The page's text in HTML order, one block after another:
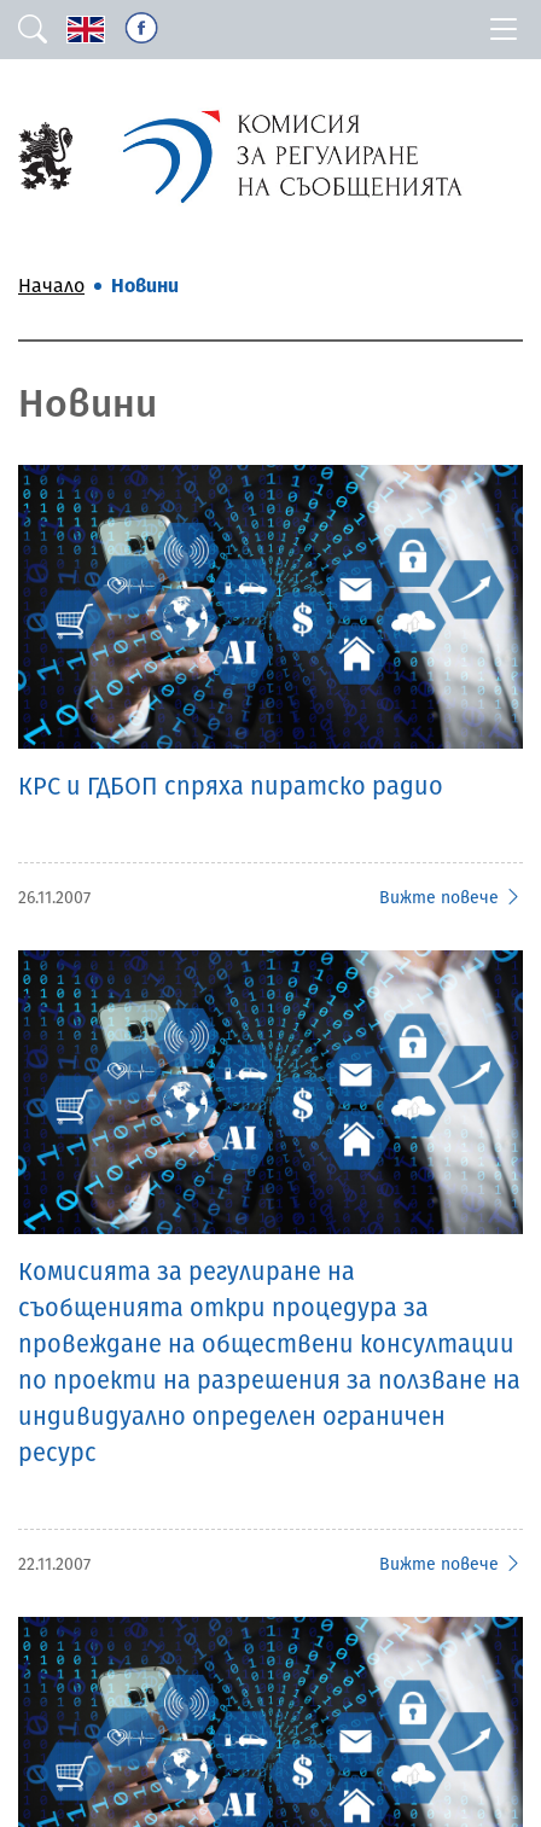
Начало Новини
Новини
КРС и ГДБОП спряха пиратско радио
26.11.2007 Вижте повече
Комисията за регулиране на
съобщенията откри процедура за
провеждане на обществени консултации
по проекти на разрешения за ползване на
индивидуално определен ограничен
ресурс
22.11.2007 Вижте повече